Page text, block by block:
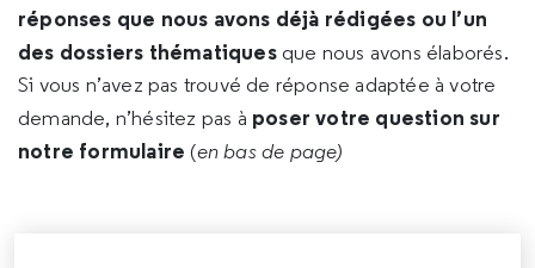
réponses que nous avons déjà rédigées ou l’un
des dossiers thématiques que nous avons élaborés.
Si vous n’avez pas trouvé de réponse adaptée à votre
demande, n’hésitez pas à poser votre question sur
notre formulaire (en bas de page)